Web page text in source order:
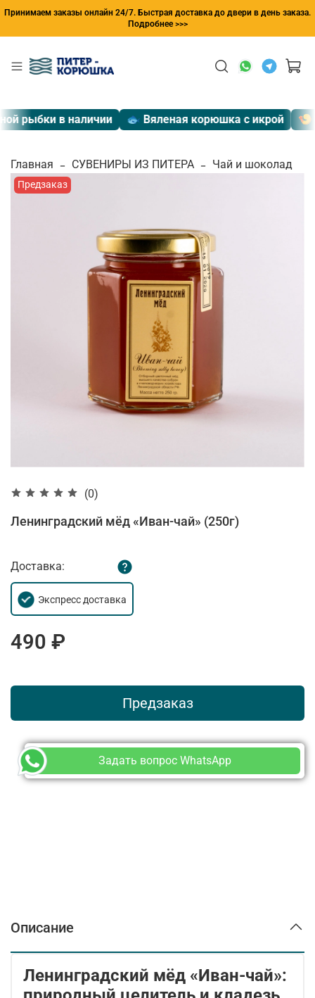
Принимаем заказы онлайн 24/7. Быстрая доставка до двери в день заказа.
Подробнее >>>
рыбки в наличии 🐟 Вяленая корюшка с икрой 🍤
Главная СУВЕНИРЫ ИЗ ПИТЕРА Чай и шоколад
Предзаказ
(0)
Ленинградский мёд «Иван-чай» (250г)
Доставка:
Экспресс доставка
490 ₽
Предзаказ
Задать вопрос WhatsApp
Описание
Ленинградский мёд «Иван-чай»: